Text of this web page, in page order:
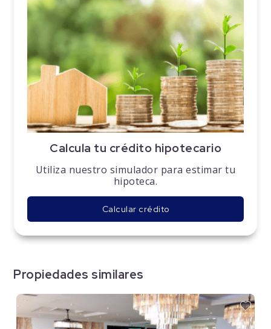
Calcula tu crédito hipotecario
Utiliza nuestro simulador para estimar tu
hipoteca.
Calcular crédito
Propiedades similares